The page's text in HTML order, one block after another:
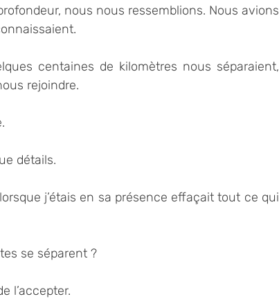
nous nous ressemblions. Nous avions
centaines de kilomètres nous séparaient,
rejoindre.
détails.
j’étais en sa présence effaçait tout ce qui
se séparent ?
l’accepter.